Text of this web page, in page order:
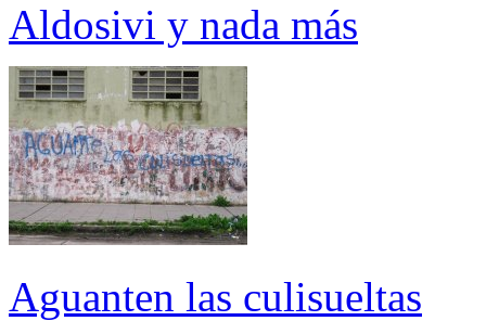
Aldosivi y nada más
Aguanten las culisueltas